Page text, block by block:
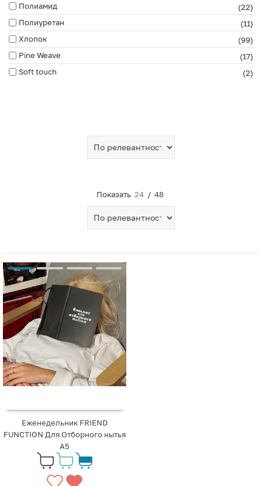
Полиамид
(22)
Полиуретан
(11)
Хлопок
(99)
Pine Weave
(17)
Soft touch
(2)
Показать 24 / 48
Еженедельник FRIEND
FUNCTION Для Отборного нытья
А5